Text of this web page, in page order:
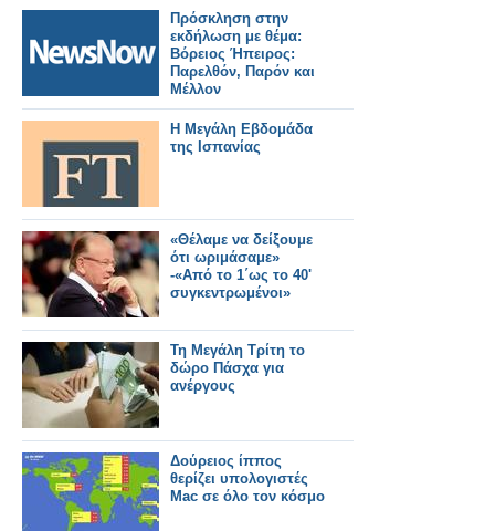
Πρόσκληση στην
εκδήλωση με θέμα:
Βόρειος Ήπειρος:
Παρελθόν, Παρόν και
Μέλλον
Η Μεγάλη Εβδομάδα
της Ισπανίας
«Θέλαμε να δείξουμε
ότι ωριμάσαμε»
-«Από το 1΄ως το 40'
συγκεντρωμένοι»
Τη Μεγάλη Τρίτη το
δώρο Πάσχα για
ανέργους
Δούρειος ίππος
θερίζει υπολογιστές
Mac σε όλο τον κόσμο